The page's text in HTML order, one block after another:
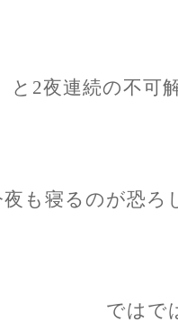
と2夜連続の不可
夜も寝るのが恐ろ
ではで